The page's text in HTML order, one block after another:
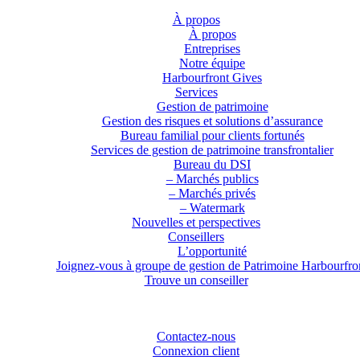
À propos
À propos
Entreprises
Notre équipe
Harbourfront Gives
Services
Gestion de patrimoine
Gestion des risques et solutions d’assurance
Bureau familial pour clients fortunés
Services de gestion de patrimoine transfrontalier
Bureau du DSI
– Marchés publics
– Marchés privés
– Watermark
Nouvelles et perspectives
Conseillers
L’opportunité
Joignez-vous à groupe de gestion de Patrimoine
Trouve un conseiller
Contactez-nous
Connexion client